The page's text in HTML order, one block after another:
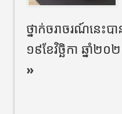
ថ្នាក់ចរាចរណ៍នេះ
១៩​ខែវិច្ឆិកា​ ឆ្នាំ
»